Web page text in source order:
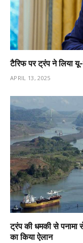
टैरिफ पर ट्रंप ने लिया
APRIL 13, 2025
ट्रंप की धमकी से पनामा
का किया ऐलान